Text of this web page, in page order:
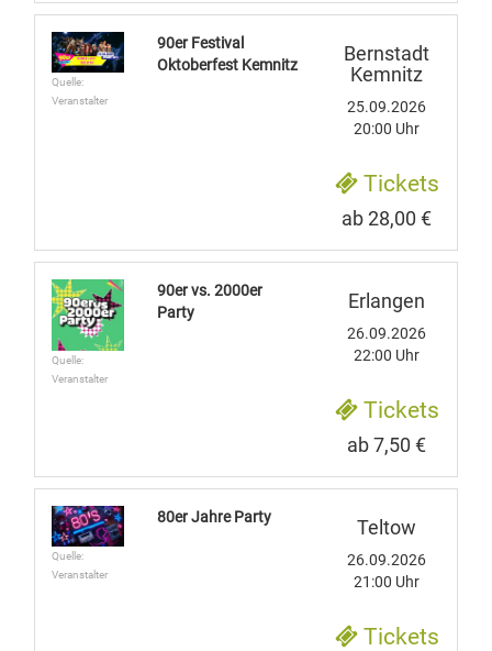
Quelle:
Veranstalter
90er Festival
Oktoberfest Kemnitz
Bernstadt
Kemnitz
25.09.2026
20:00 Uhr
Tickets
ab 28,00 €
Quelle:
Veranstalter
90er vs. 2000er
Party
Erlangen
26.09.2026
22:00 Uhr
Tickets
ab 7,50 €
Quelle:
Veranstalter
80er Jahre Party Teltow
26.09.2026
21:00 Uhr
Tickets